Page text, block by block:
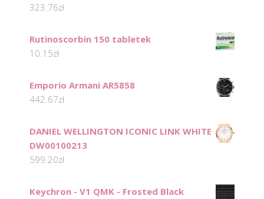
323.76zł
Rutinoscorbin 150 tabletek
10.15zł
Emporio Armani AR5858
442.67zł
DANIEL WELLINGTON ICONIC LINK WHITE
DW00100213
599.20zł
Keychron - V1 QMK - Frosted Black